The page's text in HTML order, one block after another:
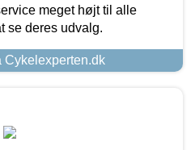
meget højt til alle
se deres udvalg.
Cykelexperten.dk